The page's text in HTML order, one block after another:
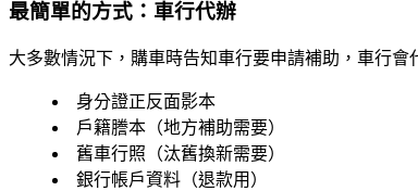
最簡單的方式：車行代辦
大多數情況下，購車時告知車行要申請補助，車行會
身分證正反面影本
戶籍謄本（地方補助需要）
舊車行照（汰舊換新需要）
銀行帳戶資料（退款用）